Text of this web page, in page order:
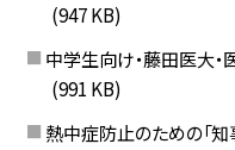
(947 KB)
中学生向け・藤田医大・
(991 KB)
熱中症防止のための「知